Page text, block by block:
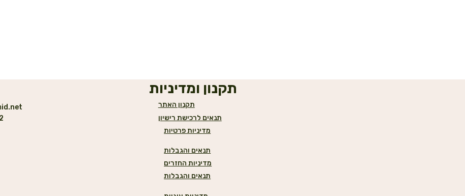
תקנון ומדיניות
תקנון האתר
תנאים לרכישת רישיון
מדיניות פרטיות
תנאים והגבלות
מדיניות החזרים
תנאים והגבלות